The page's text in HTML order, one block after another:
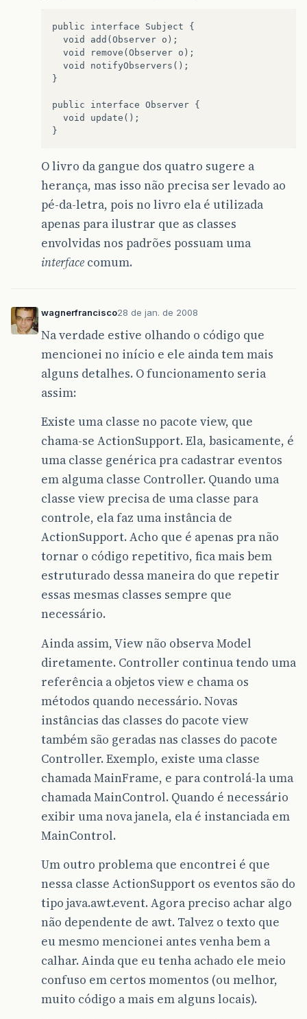
public interface Subject {
  void add(Observer o);
  void remove(Observer o);
  void notifyObservers();
}
public interface Observer {
  void update();
O livro da gangue dos quatro sugere a
herança, mas isso não precisa ser levado ao
pé-da-letra, pois no livro ela é utilizada
apenas para ilustrar que as classes
envolvidas nos padrões possuam uma
interface comum.
wagnerfrancisco28 de jan. de 2008
Na verdade estive olhando o código que
mencionei no início e ele ainda tem mais
alguns detalhes. O funcionamento seria
assim:
Existe uma classe no pacote view, que
chama-se ActionSupport. Ela, basicamente, é
uma classe genérica pra cadastrar eventos
em alguma classe Controller. Quando uma
classe view precisa de uma classe para
controle, ela faz uma instância de
ActionSupport. Acho que é apenas pra não
tornar o código repetitivo, fica mais bem
estruturado dessa maneira do que repetir
essas mesmas classes sempre que
necessário.
Ainda assim, View não observa Model
diretamente. Controller continua tendo uma
referência a objetos view e chama os
métodos quando necessário. Novas
instâncias das classes do pacote view
também são geradas nas classes do pacote
Controller. Exemplo, existe uma classe
chamada MainFrame, e para controlá-la uma
chamada MainControl. Quando é necessário
exibir uma nova janela, ela é instanciada em
MainControl.
Um outro problema que encontrei é que
nessa classe ActionSupport os eventos são do
tipo java.awt.event. Agora preciso achar algo
não dependente de awt. Talvez o texto que
eu mesmo mencionei antes venha bem a
calhar. Ainda que eu tenha achado ele meio
confuso em certos momentos (ou melhor,
muito código a mais em alguns locais).